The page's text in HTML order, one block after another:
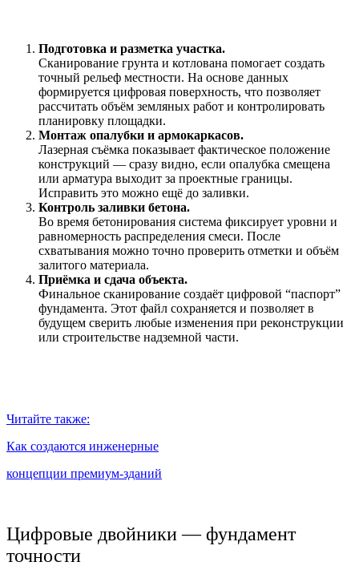
Подготовка и разметка участка.
Сканирование грунта и котлована помогает создать
точный рельеф местности. На основе данных
формируется цифровая поверхность, что позволяет
рассчитать объём земляных работ и контролировать
планировку площадки.
Монтаж опалубки и армокаркасов.
Лазерная съёмка показывает фактическое положение
конструкций — сразу видно, если опалубка смещена
или арматура выходит за проектные границы.
Исправить это можно ещё до заливки.
Контроль заливки бетона.
Во время бетонирования система фиксирует уровни и
равномерность распределения смеси. После
схватывания можно точно проверить отметки и объём
залитого материала.
Приёмка и сдача объекта.
Финальное сканирование создаёт цифровой “паспорт”
фундамента. Этот файл сохраняется и позволяет в
будущем сверить любые изменения при реконструкции
или строительстве надземной части.
Читайте также:
Как создаются инженерные
концепции премиум-зданий
Цифровые двойники — фундамент
точности